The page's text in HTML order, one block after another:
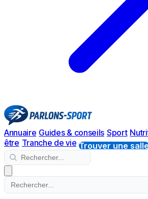
Annuaire Guides & conseils Sport
être Tranche de vie Trouver une